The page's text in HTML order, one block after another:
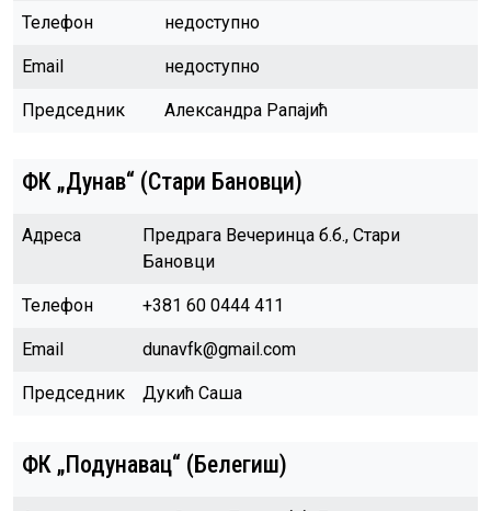
Телефон недоступно
Email недоступно
Председник Александра Рапајић
ФК „Дунав“ (Стари Бановци)
Адреса
Предрага Вечеринца б.б., Стари
Бановци
Телефон +381 60 0444 411
Email dunavfk@gmail.com
Председник Дукић Саша
ФК „Подунавац“ (Белегиш)